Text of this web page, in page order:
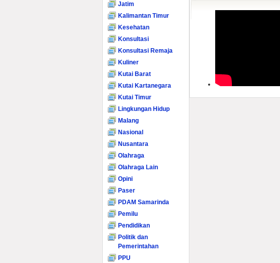
Jatim
Kalimantan Timur
Kesehatan
Konsultasi
Konsultasi Remaja
Kuliner
Kutai Barat
Kutai Kartanegara
Kutai Timur
Lingkungan Hidup
Malang
Nasional
Nusantara
Olahraga
Olahraga Lain
Opini
Paser
PDAM Samarinda
Pemilu
Pendidikan
Politik dan
Pemerintahan
PPU